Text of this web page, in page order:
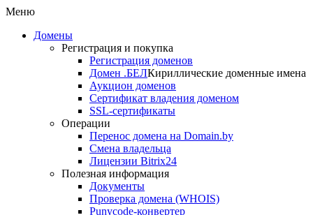
Меню
Домены
Регистрация и покупка
Регистрация доменов
Домен .БЕЛКириллические доменные имена
Аукцион доменов
Сертификат владения доменом
SSL-сертификаты
Операции
Перенос домена на Domain.by
Смена владельца
Лицензии Bitrix24
Полезная информация
Документы
Проверка домена (WHOIS)
Punycode-конвертер